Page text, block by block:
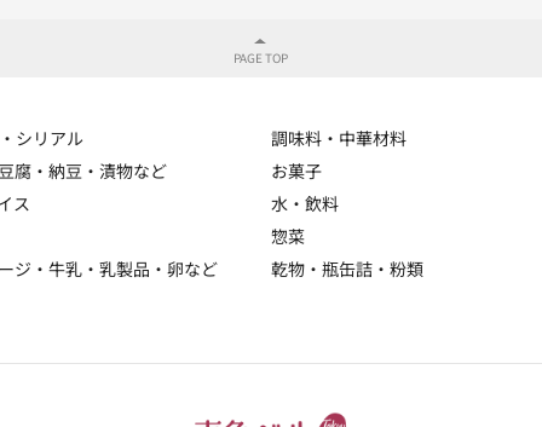
シリアル
調味料・中華材料
腐・納豆・漬物など
お菓子
ス
水・飲料
惣菜
ジ・牛乳・乳製品・卵など
乾物・瓶缶詰・粉類